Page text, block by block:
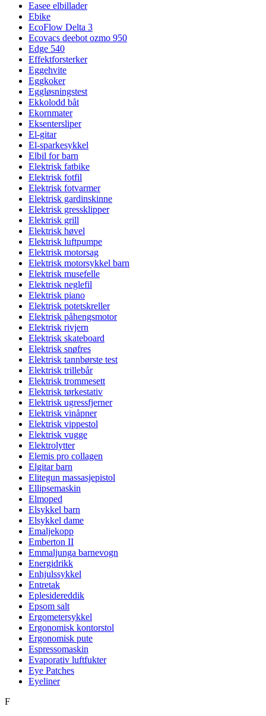
Easee elbillader
Ebike
EcoFlow Delta 3
Ecovacs deebot ozmo 950
Edge 540
Effektforsterker
Eggehvite
Eggkoker
Eggløsningstest
Ekkolodd båt
Ekornmater
Eksentersliper
El-gitar
El-sparkesykkel
Elbil for barn
Elektrisk fatbike
Elektrisk fotfil
Elektrisk fotvarmer
Elektrisk gardinskinne
Elektrisk gressklipper
Elektrisk grill
Elektrisk høvel
Elektrisk luftpumpe
Elektrisk motorsag
Elektrisk motorsykkel barn
Elektrisk musefelle
Elektrisk neglefil
Elektrisk piano
Elektrisk potetskreller
Elektrisk påhengsmotor
Elektrisk rivjern
Elektrisk skateboard
Elektrisk snøfres
Elektrisk tannbørste test
Elektrisk trillebår
Elektrisk trommesett
Elektrisk tørkestativ
Elektrisk ugressfjerner
Elektrisk vinåpner
Elektrisk vippestol
Elektrisk vugge
Elektrolytter
Elemis pro collagen
Elgitar barn
Elitegun massasjepistol
Ellipsemaskin
Elmoped
Elsykkel barn
Elsykkel dame
Emaljekopp
Emberton II
Emmaljunga barnevogn
Energidrikk
Enhjulssykkel
Entretak
Eplesidereddik
Epsom salt
Ergometersykkel
Ergonomisk kontorstol
Ergonomisk pute
Espressomaskin
Evaporativ luftfukter
Eye Patches
Eyeliner
F